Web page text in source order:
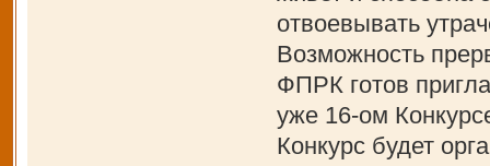
отвоевывать
Возможность
ФПРК готов
уже 16-ом
Конкурс будет